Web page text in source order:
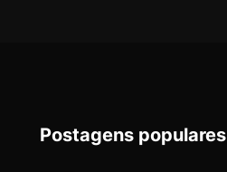
Postagens populares